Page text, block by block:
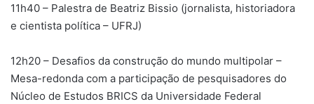
11h40 – Palestra de Beatriz Bissio (jornalista, historiadora
e cientista política – UFRJ)
12h20 – Desafios da construção do mundo multipolar –
Mesa-redonda com a participação de pesquisadores do
Núcleo de Estudos BRICS da Universidade Federal